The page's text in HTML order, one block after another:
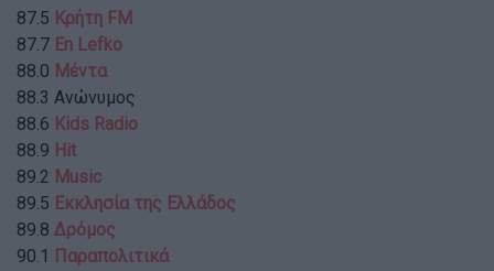
87.5 Κρήτη FM
87.7 En Lefko
88.0 Μέντα
88.3 Ανώνυμος
88.6 Kids Radio
88.9 Hit
89.2 Music
89.5 Εκκλησία της Ελλάδος
89.8 Δρόμος
90.1
Παραπολιτικά